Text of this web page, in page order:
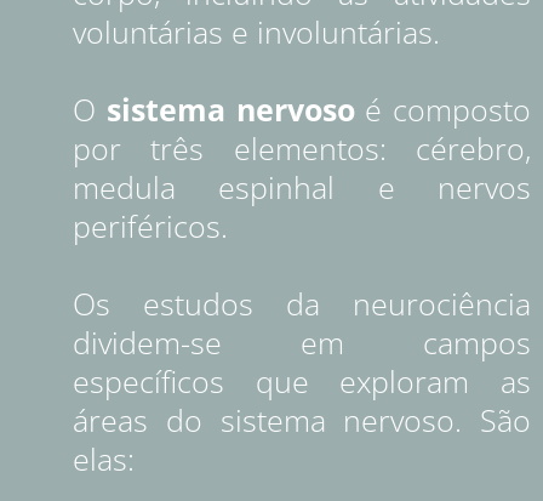
voluntárias e involuntárias.
O sistema nervosoé composto
por três elementos: cérebro,
medula espinhal e nervos
periféricos.
Os estudos da neurociência
dividem-se em campos
específicos que exploram as
áreas do sistema nervoso. São
elas: